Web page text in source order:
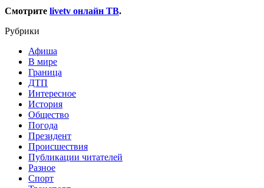
Смотрите livetv онлайн ТВ.
Рубрики
Афиша
В мире
Граница
ДТП
Интересное
История
Общество
Погода
Президент
Происшествия
Публикации читателей
Разное
Спорт